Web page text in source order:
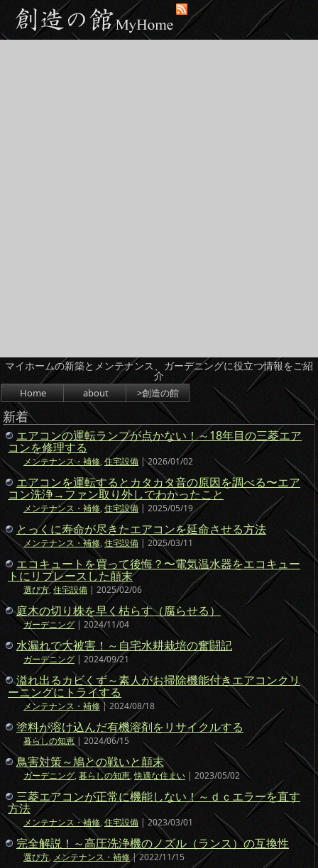
マイホームの新築とメンテナンス、ガーデニングに役立つ情報をご紹
介
コンテンツへスキップ
Home about >創造の館
新着
エアコンの運転ランプが点かない！～18年目の三菱エア
コンを修理する
メンテナンス・補修,住宅設備 | 2026/01/02
エアコンを運転するとカタカタ音の原因を調べる〜エア
コン洗浄→ファン取り外しでわかったこと
メンテナンス・補修,住宅設備 | 2025/05/19
とっくに寿命が尽きたエアコンを延命させる方法
メンテナンス・補修,住宅設備 | 2025/03/11
エコキュートを買って後悔？〜電気温水器をエコキュー
トにリプレースした顛末
選び方,住宅設備 | 2025/02/06
庭木の切り株を早く枯らす（腐らせる）
ガーデニング | 2024/11/04
水漏れで大被害！～自宅水耕栽培の奮闘記
ガーデニング| 2024/09/21
溢れ出るカビくず～素人がお掃除機能付きエアコンクリ
ーニングにトライする
メンテナンス・補修| 2024/08/18
塗料が溶け込んだ有機溶剤をリサイクルする
暮らしの知恵 | 2024/06/15
鳥害対策～鳩との戦いと顛末
ガーデニング,暮らしの知恵,快適な住まい | 2023/05/02
三菱エアコンが正常に機能しない！～ｄｃエラーを直す
方法
メンテナンス・補修,住宅設備 | 2023/03/01
完全解説！～高圧洗浄機のノズル（ランス）の互換性
選び方, メンテナンス・補修| 2022/11/15